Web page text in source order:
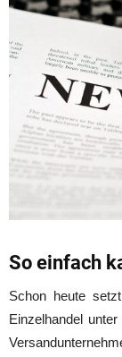
So einfach
Schon heute
Einzelhandel